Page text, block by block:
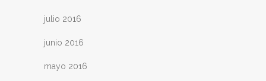
julio 2016
junio 2016
mayo 2016